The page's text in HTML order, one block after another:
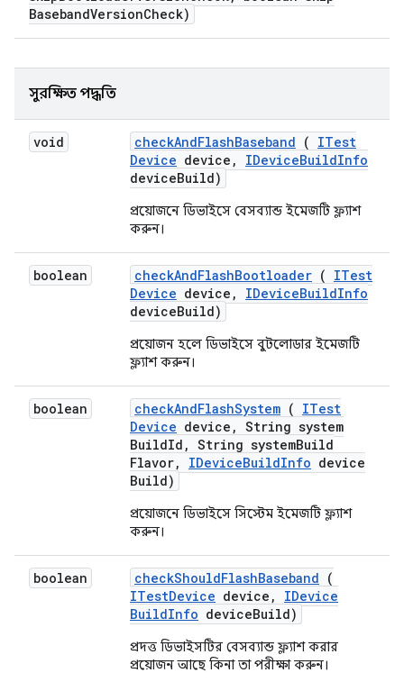
BasebandVersionCheck)
সুরক্ষিত পদ্ধতি
void checkAndFlashBaseband ( ITest
Device device , IDeviceBuildInfo
deviceBuild)
প্রয়োজনে ডিভাইসে বেসব্যান্ড ইমেজটি ফ্ল্যাশ
করুন।
boolean checkAndFlashBootloader ( ITest
Device device , IDeviceBuildInfo
deviceBuild)
প্রয়োজন হলে ডিভাইসে বুটলোডার ইমেজটি
ফ্ল্যাশ করুন।
boolean checkAndFlashSystem ( ITest
Device device , String system
BuildId , String systemBuild
Flavor, IDeviceBuildInfo device
Build)
প্রয়োজনে ডিভাইসে সিস্টেম ইমেজটি ফ্ল্যাশ
করুন।
boolean checkShouldFlashBaseband (
ITestDevice device ,
IDevice
BuildInfo deviceBuild)
প্রদত্ত ডিভাইসটির বেসব্যান্ড ফ্ল্যাশ করার
প্রয়োজন আছে কিনা তা পরীক্ষা করুন।